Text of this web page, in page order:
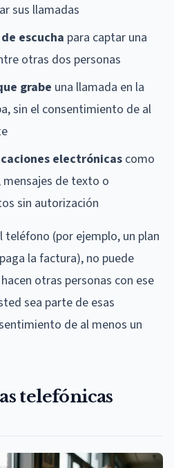
sus llamadas
escucha para captar una
otras dos personas
grabe una llamada en la
sin el consentimiento de al
electrónicascomo
de texto o
sin autorización
teléfono (por ejemplo, un plan
la factura), no puede
otras personas con ese
sea parte de esas
de al menos un
telefónicas